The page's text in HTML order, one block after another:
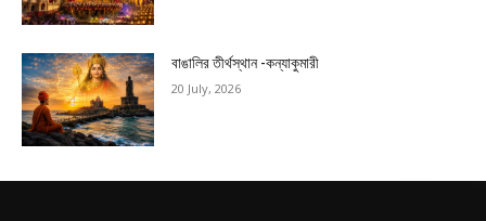
বাঙালির তীর্থস্থান -কন্যাকুমারী
20 July, 2026